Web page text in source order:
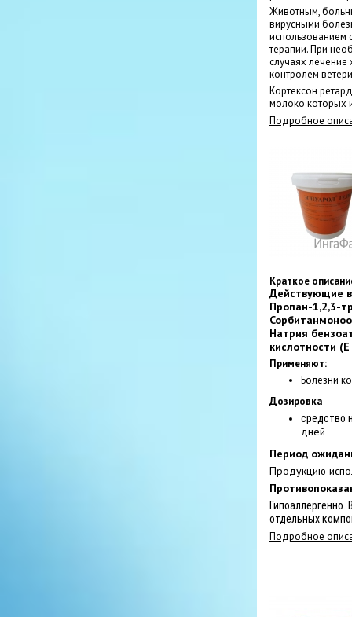
Животным,
вирусными
использованием
терапии. При
случаях
контролем
Кортексон
молоко которых
Подробное
Краткое
Действующие
Пропан-1,2,3-
Натрия
кислотности
Применяют:
Болезни
Дозировка
средство
дней
Период
Продукцию
отдельных
Подробное